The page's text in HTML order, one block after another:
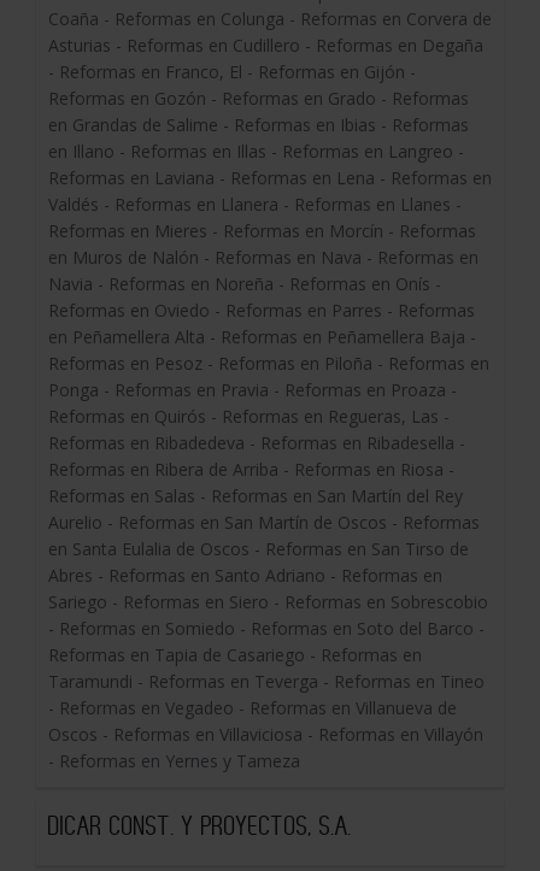
Coaña - Reformas en Colunga - Reformas en Corvera de
Asturias - Reformas en Cudillero - Reformas en Degaña
- Reformas en Franco, El - Reformas en Gijón -
Reformas en Gozón - Reformas en Grado - Reformas
en Grandas de Salime - Reformas en Ibias - Reformas
en Illano - Reformas en Illas - Reformas en Langreo -
Reformas en Laviana - Reformas en Lena - Reformas en
Valdés - Reformas en Llanera - Reformas en Llanes -
Reformas en Mieres - Reformas en Morcín - Reformas
en Muros de Nalón - Reformas en Nava - Reformas en
Navia - Reformas en Noreña - Reformas en Onís -
Reformas en Oviedo - Reformas en Parres - Reformas
en Peñamellera Alta - Reformas en Peñamellera Baja -
Reformas en Pesoz - Reformas en Piloña - Reformas en
Ponga - Reformas en Pravia - Reformas en Proaza -
Reformas en Quirós - Reformas en Regueras, Las -
Reformas en Ribadedeva - Reformas en Ribadesella -
Reformas en Ribera de Arriba - Reformas en Riosa -
Reformas en Salas - Reformas en San Martín del Rey
Aurelio - Reformas en San Martín de Oscos - Reformas
en Santa Eulalia de Oscos - Reformas en San Tirso de
Abres - Reformas en Santo Adriano - Reformas en
Sariego - Reformas en Siero - Reformas en Sobrescobio
- Reformas en Somiedo - Reformas en Soto del Barco -
Reformas en Tapia de Casariego - Reformas en
Taramundi - Reformas en Teverga - Reformas en Tineo
- Reformas en Vegadeo - Reformas en Villanueva de
Oscos - Reformas en Villaviciosa - Reformas en Villayón
- Reformas en Yernes y Tameza
DICAR CONST. Y PROYECTOS, S.A.